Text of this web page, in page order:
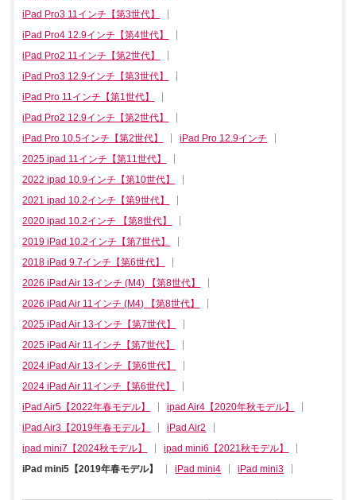
iPad Pro3 11インチ【第3世代】
iPad Pro4 12.9インチ【第4世代】
iPad Pro2 11インチ【第2世代】
iPad Pro3 12.9インチ【第3世代】
iPad Pro 11インチ【第1世代】
iPad Pro2 12.9インチ【第2世代】
iPad Pro 10.5インチ【第2世代】
iPad Pro 12.9インチ
2025 ipad 11インチ【第11世代】
2022 ipad 10.9インチ【第10世代】
2021 ipad 10.2インチ【第9世代】
2020 ipad 10.2インチ 【第8世代】
2019 iPad 10.2インチ【第7世代】
2018 iPad 9.7インチ【第6世代】
2026 iPad Air 13インチ (M4) 【第8世代】
2026 iPad Air 11インチ (M4) 【第8世代】
2025 iPad Air 13インチ【第7世代】
2025 iPad Air 11インチ【第7世代】
2024 iPad Air 13インチ【第6世代】
2024 iPad Air 11インチ【第6世代】
iPad Air5【2022年春モデル】
ipad Air4【2020年秋モデル】
iPad Air3【2019年春モデル】
iPad Air2
ipad mini7【2024秋モデル】
ipad mini6【2021秋モデル】
iPad mini5【2019年春モデル】
iPad mini4 iPad mini3